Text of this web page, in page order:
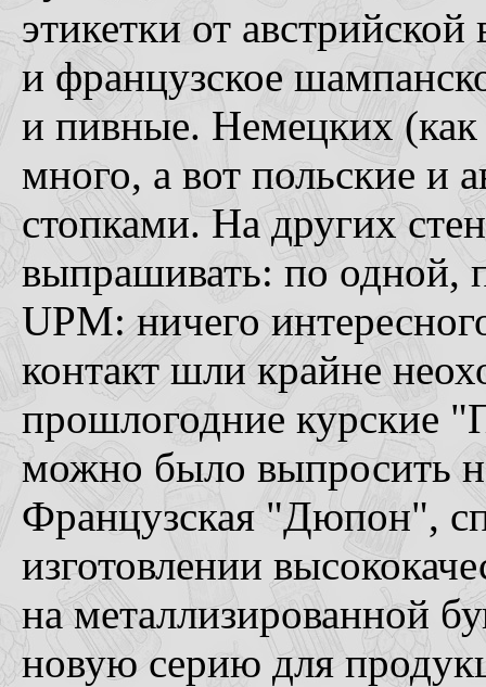
этикетки от
и французское
и пивные. Немецких (как
много, а вот польские и
стопками. На других
выпрашивать: по одной,
UPM: ничего
контакт шли крайне
прошлогодние курские
можно было выпросить
Французская "Дюпон",
изготовлении
на металлизированной
новую серию для